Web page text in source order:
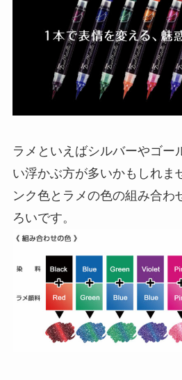
ラメといえばシルバーやゴー
い浮かぶ方が多いかもしれま
ンク色とラメの色の組み合わ
ろいです。